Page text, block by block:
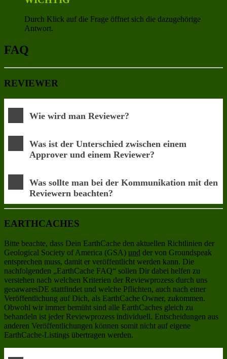
Durch Klick auf die Frage öffnet sich die dazugehörige
Antwort.
FAQ
REVIEWER
Wie wird man Reviewer?
Was ist der Unterschied zwischen einem
Approver und einem Reviewer?
Was sollte man bei der Kommunikation mit den
Reviewern beachten?
EARTHCACHES
Bitte beachte, dass Dein EarthCache den aktuellen Richtlinien der
Geological Society of America (GSA) und der von Groundspeak
entsprechen muss, damit er veröffentlicht werden kann. Die
nachfolgenden „EarthCache FAQ“ sollen Dir dabei helfen zu
verstehen nach welchen Kriterien der Reviewprozess durch uns
geoawaresDE stattfindet und welche Pflichten, auch nach einer
Veröffentlichung auf Dich, als EarthCache Owner, zukommen.
Obwohl wir immer bemüht sind alle EarthCaches gleich zu
behandeln ist jeder Reviewprozess individuell. Entscheidungen aus
anderen Veröffentlichungen können somit nicht auf eigene
EarthCache-Listings übertragen werden.